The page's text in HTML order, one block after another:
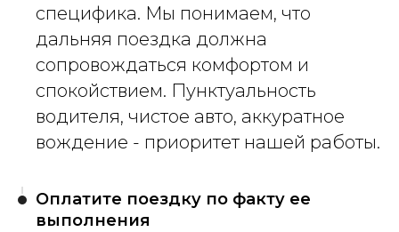
специфика. Мы понимаем, что
дальняя поездка должна
сопровождаться комфортом и
спокойствием. Пунктуальность
водителя, чистое авто, аккуратное
вождение - приоритет нашей работы.
Оплатите поездку по факту ее
выполнения